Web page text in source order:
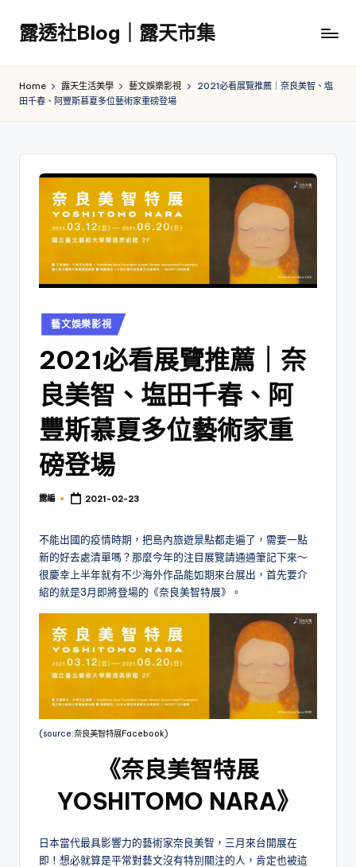
Skip
content
露透社Blog｜露天市集
社
Home 露天生活美學 藝文娛樂影視
2021必看展覽推薦｜奈良美智、塩
田千春、阿豐斯慕夏多位藝術家重磅登場
Posted
in
藝文娛樂影視
2021必看展覽推薦｜奈
良美智、塩田千春、阿
豐斯慕夏多位藝術家重
磅登場
Posted
露編 2021-02-23
不能出國的疫情時期，把島內旅遊景點都走遍了，需要一點
新的好去處清單嗎？那麼今年的注目展覽請通通筆記下來～
很慶幸上半年就有不少海外作品能如期來台展出，首先要介
紹的就是3月即將登場的《奈良美智特展》。
(source:奈良美智特展Facebook)
《奈良美智特展
YOSHITOMO NARA》
日本當代最具影響力的藝術家奈良美智，三月來台開展在
即！想必就算是平常對藝文沒有特別關注的人，肯定也被這